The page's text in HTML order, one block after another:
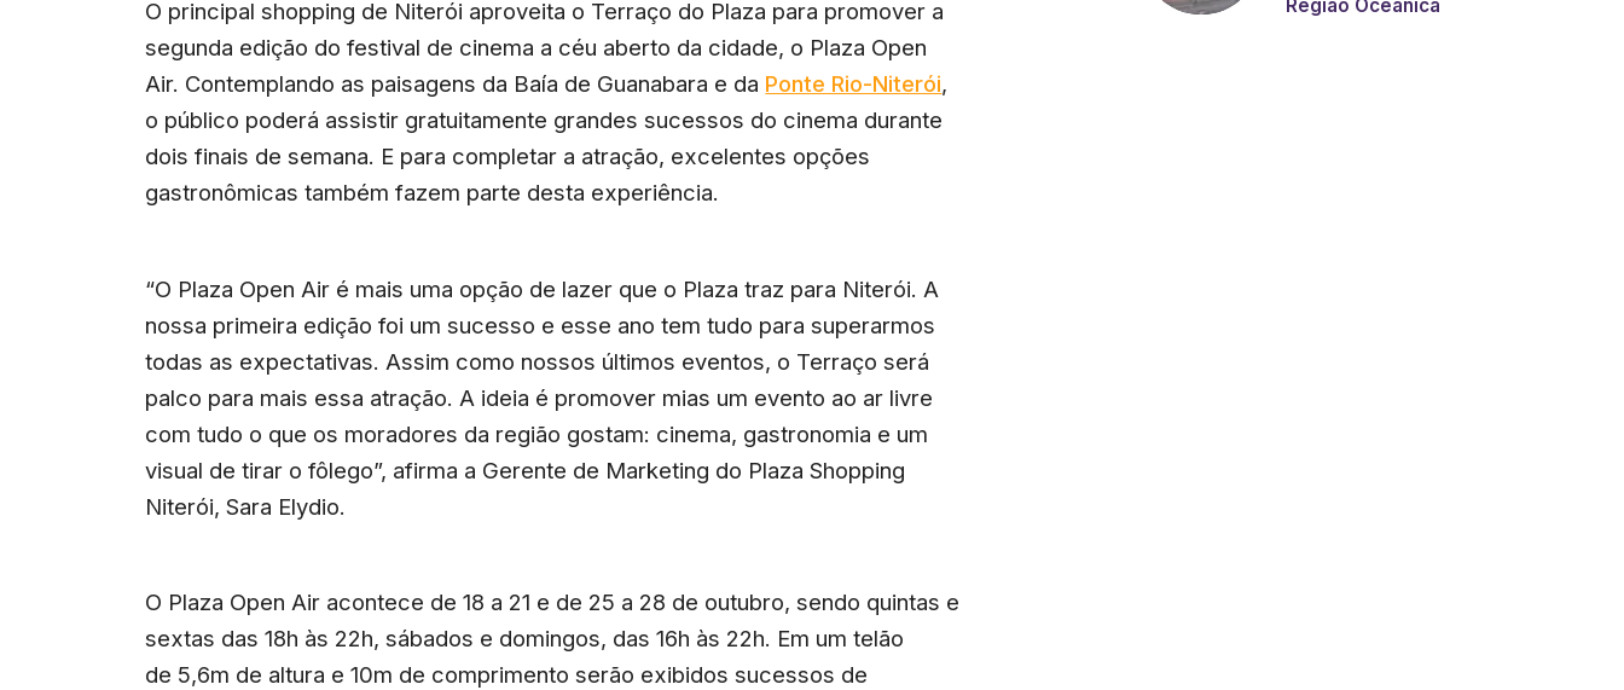
O principal shopping de Niterói aproveita o Terraço do Plaza para promover a
segunda edição do festival de cinema a céu aberto da cidade, o Plaza Open
Air. Contemplando as paisagens da Baía de Guanabara e da Ponte Rio-Niterói,
o público poderá assistir gratuitamente grandes sucessos do cinema durante
dois finais de semana. E para completar a atração, excelentes opções
gastronômicas também fazem parte desta experiência.
“O Plaza Open Air é mais uma opção de lazer que o Plaza traz para Niterói. A
nossa primeira edição foi um sucesso e esse ano tem tudo para superarmos
todas as expectativas. Assim como nossos últimos eventos, o Terraço será
palco para mais essa atração. A ideia é promover mias um evento ao ar livre
com tudo o que os moradores da região gostam: cinema, gastronomia e um
visual de tirar o fôlego”, afirma a Gerente de Marketing do Plaza Shopping
Niterói, Sara Elydio.
O Plaza Open Air acontece de 18 a 21 e de 25 a 28 de outubro, sendo quintas e
sextas das 18h às 22h, sábados e domingos, das 16h às 22h. Em um telão
de 5,6m de altura e 10m de comprimento serão exibidos sucessos de
Região Oceânica